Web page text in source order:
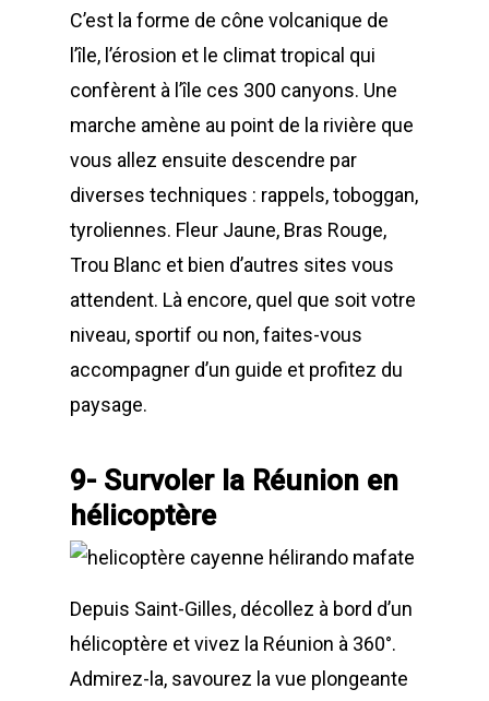
C’est la forme de cône volcanique de
l’île, l’érosion et le climat tropical qui
confèrent à l’île ces 300 canyons. Une
marche amène au point de la rivière que
vous allez ensuite descendre par
diverses techniques : rappels, toboggan,
tyroliennes. Fleur Jaune, Bras Rouge,
Trou Blanc et bien d’autres sites vous
attendent. Là encore, quel que soit votre
niveau, sportif ou non, faites-vous
accompagner d’un guide et profitez du
paysage.
9- Survoler la Réunion en
hélicoptère
Depuis Saint-Gilles, décollez à bord d’un
hélicoptère et vivez la Réunion à 360°.
Admirez-la, savourez la vue plongeante
Tunnel de lave
traversée”
Le blog de Fred &
Contact a zot !
avis et